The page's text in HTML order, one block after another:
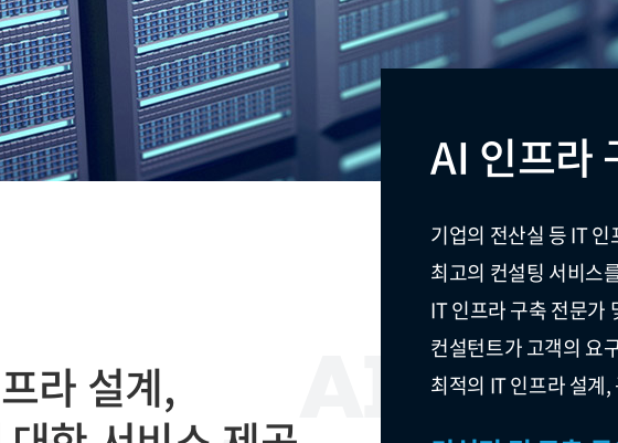
AI 인프라
기업의 전산실 등 IT
최고의 컨설팅 서비스
IT 인프라 구축 전문가
컨설턴트가 고객의 요
최적의 IT 인프라 설계
라 설계,